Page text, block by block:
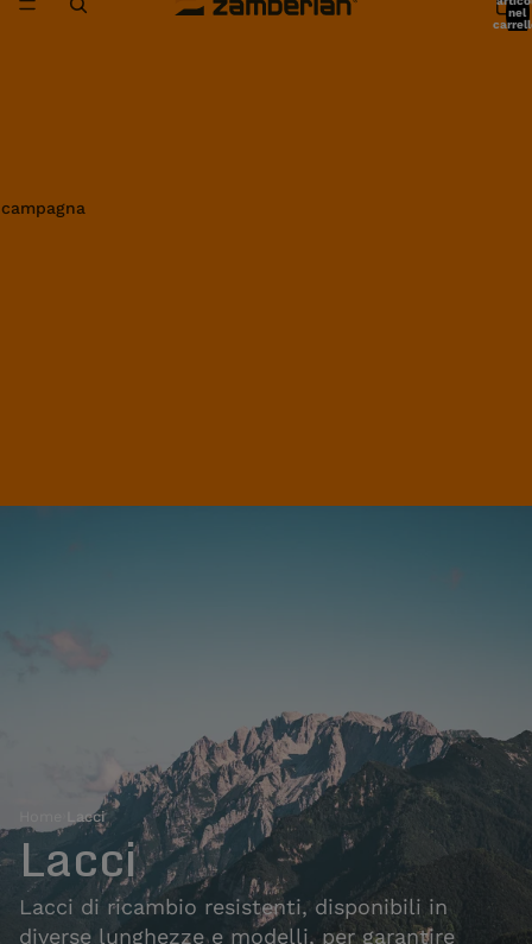
nel
Lacci
Lacci
Lacci di ricambio resistenti, disponibili in
diverse lunghezze e modelli, per garantire